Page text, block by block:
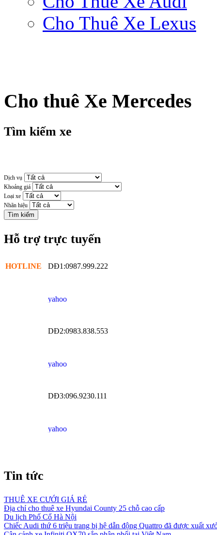
Cho Thuê Xe Lexus
Cho thuê Xe Mercedes
Tìm kiếm xe
Dịch vụ
Khoảng giá
Loại xe
Nhãn hiệu
Hỗ trợ trực tuyến
HOTLINE DĐ1:0987.999.222
DĐ2:0983.838.553
DĐ3:096.9230.111
Tin tức
THUÊ XE CƯỚI GIÁ RẺ
Địa chỉ cho thuê xe Hyundai County 25 chỗ cao cấp
Du lịch Phố Cổ Hà Nội
Chiếc Audi thứ 6 triệu trang bị hệ dẫn động Quattro đã được xuất